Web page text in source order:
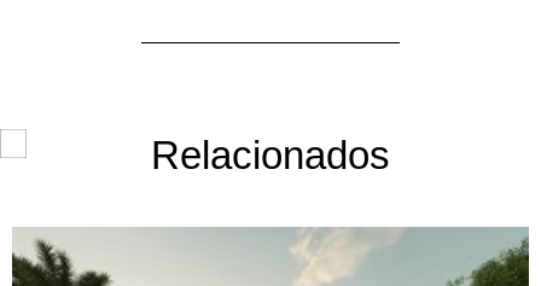
Relacionados